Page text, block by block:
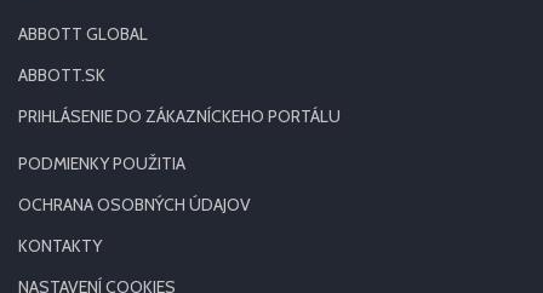
ABBOTT GLOBAL
ABBOTT.SK
PRIHLÁSENIE DO ZÁKAZNÍCKEHO PORTÁLU
PODMIENKY POUŽITIA
OCHRANA OSOBNÝCH ÚDAJOV
KONTAKTY
NASTAVENÍ COOKIES